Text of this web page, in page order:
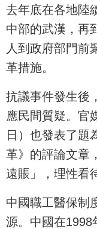
去年底在各地陸
中部的武漢，再
人到政府部門前
革措施。
抗議事件發生後
應民間質疑。官
日）也發表了題
革》的評論文章
遠賬」，理性看
中國職工醫保制
源。中國在1998